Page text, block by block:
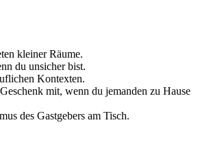
kleiner Räume.
du unsicher bist.
Kontexten.
mit, wenn du jemanden zu Hause
des Gastgebers am Tisch.